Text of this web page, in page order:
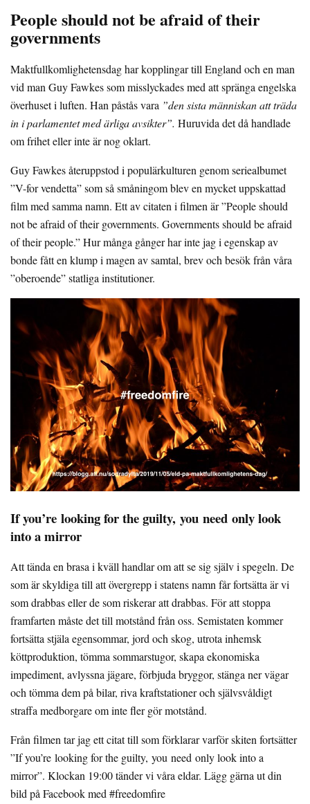
People should not be afraid of their
governments
Maktfullkomlighetensdag har kopplingar till England och en man
vid man Guy Fawkes som misslyckades med att spränga engelska
överhuset i luften. Han påstås vara ”den sista människan att träda
in i parlamentet med ärliga avsikter”. Huruvida det då handlade
om frihet eller inte är nog oklart.
Guy Fawkes återuppstod i populärkulturen genom seriealbumet
”V-for vendetta” som så småningom blev en mycket uppskattad
film med samma namn. Ett av citaten i filmen är ”People should
not be afraid of their governments. Governments should be afraid
of their people.” Hur många gånger har inte jag i egenskap av
bonde fått en klump i magen av samtal, brev och besök från våra
”oberoende” statliga institutioner.
If you’re looking for the guilty, you need only look
into a mirror
Att tända en brasa i kväll handlar om att se sig själv i spegeln. De
som är skyldiga till att övergrepp i statens namn får fortsätta är vi
som drabbas eller de som riskerar att drabbas. För att stoppa
framfarten måste det till motstånd från oss. Semistaten kommer
fortsätta stjäla egensommar, jord och skog, utrota inhemsk
köttproduktion, tömma sommarstugor, skapa ekonomiska
impediment, avlyssna jägare, förbjuda bryggor, stänga ner vägar
och tömma dem på bilar, riva kraftstationer och självsvåldigt
straffa medborgare om inte fler gör motstånd.
Från filmen tar jag ett citat till som förklarar varför skiten fortsätter
”If you’re looking for the guilty, you need only look into a
mirror”. Klockan 19:00 tänder vi våra eldar. Lägg gärna ut din
bild på Facebook med #freedomfire